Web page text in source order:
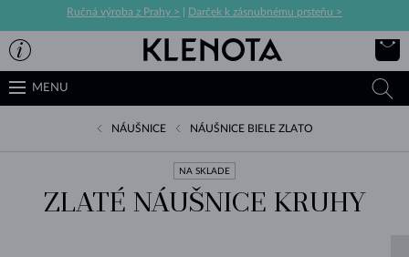
Ručná výroba z Prahy > Darček k zásnubnému prsteňu >
MENU
NÁUŠNICE NÁUŠNICE BIELE ZLATO
NA SKLADE
ZLATÉ NÁUŠNICE KRUHY